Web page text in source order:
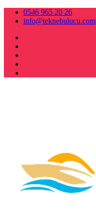
0546 965 20 26
info@teknebulucu.com